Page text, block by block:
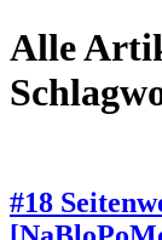
Alle
#18